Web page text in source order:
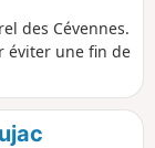
des Cévennes.
éviter une fin de